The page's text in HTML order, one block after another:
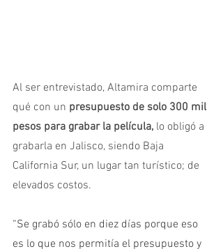
Al ser entrevistado, Altamira comparte
qué con un presupuesto de solo 300 mil
pesos para grabar la película, lo obligó a
grabarla en Jalisco, siendo Baja
California Sur, un lugar tan turístico; de
elevados costos.
“Se grabó sólo en diez días porque eso
es lo que nos permitía el presupuesto y